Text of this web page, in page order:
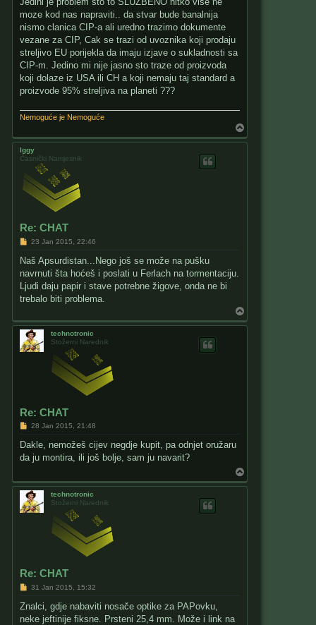
moze kod nas napraviti.. da stvar bude banalnija
nismo clanica CIP-a ali uredno trazimo dokumente
vezane za CIP, Cak se trazi od uvoznika koji prodaju
streljivo EU porijekla da imaju izjave o sukladnosti sa
CIP-m. Jedino mi nije jasno sto traze od proizvoda
koji dolaze iz USA ili CH a koji nemaju taj standard a
proizvode 95% streljiva na planeti ???
Nemoguće je Nemoguće
o
Iggy
Časnički Namjesnik
Re: CHAT
P
s
t
23 Jan 2015, 22:46
Naš Apsurdistan...Nego još se može na pušku
navrnuti šta hoćeš i poslati u Ferlach na tormentaciju.
Ljudi daju papir i stave potrebne žigove, onda ne bi
trebalo biti problema.
o
p
technotronic
Stožerni Narednik
Re: CHAT
P
s
t
28 Jan 2015, 21:48
Dakle, nemožeš cijev negdje kupit, pa odnjet oružaru
da ju montira, ili još bolje, sam ju navarit?
o
technotronic
Stožerni Narednik
Re: CHAT
P
s
t
31 Jan 2015, 15:32
Znalci, gdje nabaviti nosače optike za PAPovku,
neke jeftinije fiksne. Prsteni 25,4 mm. Može i link na